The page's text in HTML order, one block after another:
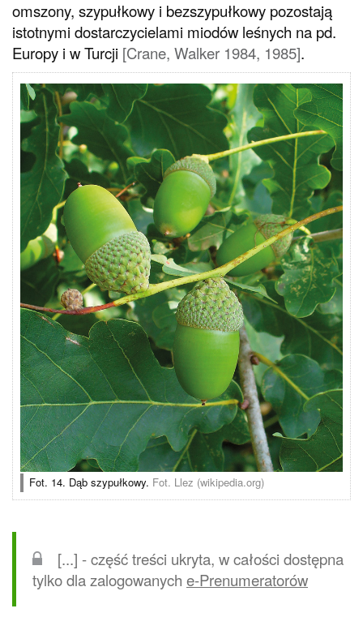
omszony, szypułkowy i bezszypułkowy pozostają
istotnymi dostarczycielami miodów leśnych na pd.
Europy i w Turcji [Crane, Walker 1984, 1985].
Fot. 14. Dąb szypułkowy. Fot. Llez (wikipedia.org)
[...] - część treści ukryta, w całości dostępna
tylko dla zalogowanych e-Prenumeratorów